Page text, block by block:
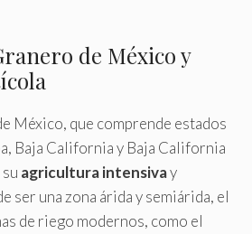
de México y
México, que comprende estados
Baja California y Baja California
agricultura intensivay
ser una zona árida y semiárida, el
de riego modernos, como el